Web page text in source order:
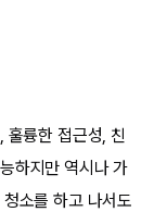
훌륭한 접근성, 친
하지만 역시나 가
소를 하고 나서도